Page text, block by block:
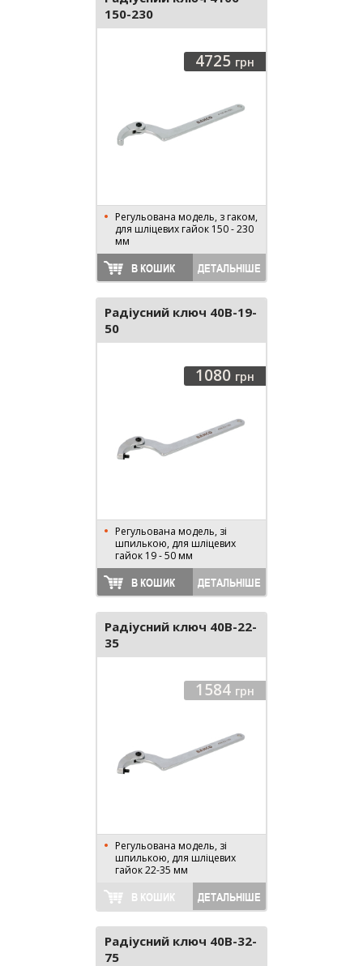
150-230
4725 грн
Регульована модель, з гаком,
для шліцевих гайок 150 - 230
мм
В КОШИК ДЕТАЛЬНІШЕ
Радіусний ключ 40B-19-
50
1080 грн
Регульована модель, зі
шпилькою, для шліцевих
гайок 19 - 50 мм
В КОШИК ДЕТАЛЬНІШЕ
Радіусний ключ 40B-22-
35
1584 грн
Регульована модель, зі
шпилькою, для шліцевих
гайок 22-35 мм
В КОШИК ДЕТАЛЬНІШЕ
Радіусний ключ 40B-32-
75